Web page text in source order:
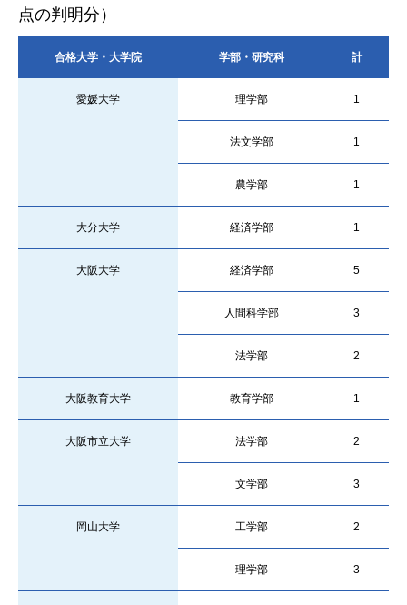
点の判明分）
合格大学・大学院 学部・研究科 計
愛媛大学 理学部 1
法文学部 1
農学部 1
大分大学 経済学部 1
大阪大学 経済学部 5
人間科学部 3
法学部 2
大阪教育大学 教育学部 1
大阪市立大学 法学部 2
文学部 3
岡山大学 工学部 2
理学部 3